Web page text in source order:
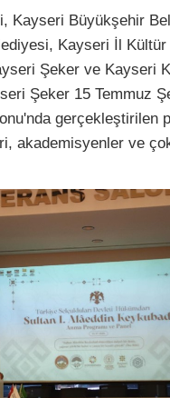
Kayseri Büyükşehir
Kayseri İl Kültür
Şeker ve Kayseri
Şeker 15 Temmuz
gerçekleştirilen
akademisyenler ve